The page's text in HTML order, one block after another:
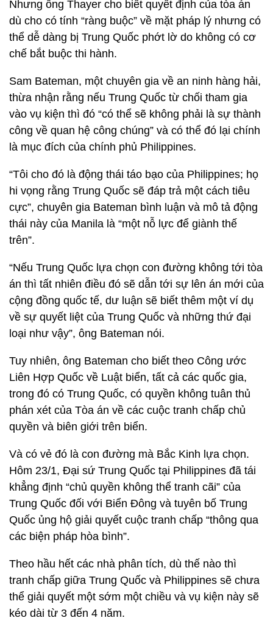
Nhưng ông Thayer cho biết quyết định của tòa án
dù cho có tính “ràng buộc” về mặt pháp lý nhưng có
thể dễ dàng bị Trung Quốc phớt lờ do không có cơ
chế bắt buộc thi hành.
Sam Bateman, một chuyên gia về an ninh hàng hải,
thừa nhận rằng nếu Trung Quốc từ chối tham gia
vào vụ kiện thì đó “có thể sẽ không phải là sự thành
công về quan hệ công chúng” và có thể đó lại chính
là mục đích của chính phủ Philippines.
“Tôi cho đó là động thái táo bạo của Philippines; họ
hi vọng rằng Trung Quốc sẽ đáp trả một cách tiêu
cực”, chuyên gia Bateman bình luận và mô tả động
thái này của Manila là “một nỗ lực để giành thế
trên”.
“Nếu Trung Quốc lựa chọn con đường không tới tòa
án thì tất nhiên điều đó sẽ dẫn tới sự lên án mới của
cộng đồng quốc tế, dư luận sẽ biết thêm một ví dụ
về sự quyết liệt của Trung Quốc và những thứ đại
loại như vậy”, ông Bateman nói.
Tuy nhiên, ông Bateman cho biết theo Công ước
Liên Hợp Quốc về Luật biển, tất cả các quốc gia,
trong đó có Trung Quốc, có quyền không tuân thủ
phán xét của Tòa án về các cuộc tranh chấp chủ
quyền và biên giới trên biển.
Và có vẻ đó là con đường mà Bắc Kinh lựa chọn.
Hôm 23/1, Đại sứ Trung Quốc tại Philippines đã tái
khẳng định “chủ quyền không thể tranh cãi” của
Trung Quốc đối với Biển Đông và tuyên bố Trung
Quốc ủng hộ giải quyết cuộc tranh chấp “thông qua
các biện pháp hòa bình”.
Theo hầu hết các nhà phân tích, dù thế nào thì
tranh chấp giữa Trung Quốc và Philippines sẽ chưa
thể giải quyết một sớm một chiều và vụ kiện này sẽ
kéo dài từ 3 đến 4 năm.